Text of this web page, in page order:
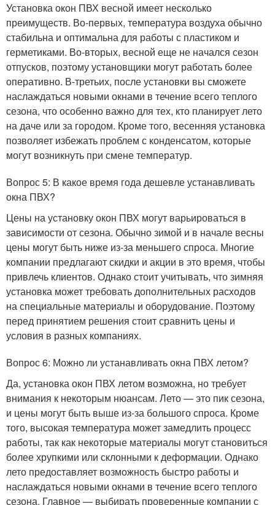
Установка окон ПВХ весной имеет несколько
преимуществ. Во-первых, температура воздуха обычно
стабильна и оптимальна для работы с пластиком и
герметиками. Во-вторых, весной еще не начался сезон
отпусков, поэтому установщики могут работать более
оперативно. В-третьих, после установки вы сможете
наслаждаться новыми окнами в течение всего теплого
сезона, что особенно важно для тех, кто планирует лето
на даче или за городом. Кроме того, весенняя установка
позволяет избежать проблем с конденсатом, которые
могут возникнуть при смене температур.
Вопрос 5: В какое время года дешевле устанавливать
окна ПВХ?
Цены на установку окон ПВХ могут варьироваться в
зависимости от сезона. Обычно зимой и в начале весны
цены могут быть ниже из-за меньшего спроса. Многие
компании предлагают скидки и акции в это время, чтобы
привлечь клиентов. Однако стоит учитывать, что зимняя
установка может требовать дополнительных расходов
на специальные материалы и оборудование. Поэтому
перед принятием решения стоит сравнить цены и
условия в разных компаниях.
Вопрос 6: Можно ли устанавливать окна ПВХ летом?
Да, установка окон ПВХ летом возможна, но требует
внимания к некоторым нюансам. Лето — это пик сезона,
и цены могут быть выше из-за большого спроса. Кроме
того, высокая температура может замедлить процесс
работы, так как некоторые материалы могут становиться
более хрупкими или склонными к деформации. Однако
лето предоставляет возможность быстро работы и
наслаждаться новыми окнами в течение всего теплого
сезона. Главное — выбирать проверенные компании с